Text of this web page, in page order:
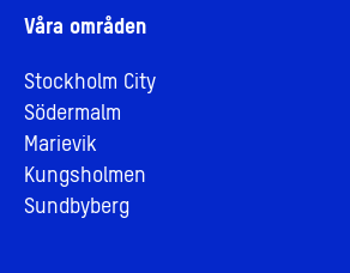
Våra områden
Stockholm City
Södermalm
Marievik
Kungsholmen
Sundbyberg